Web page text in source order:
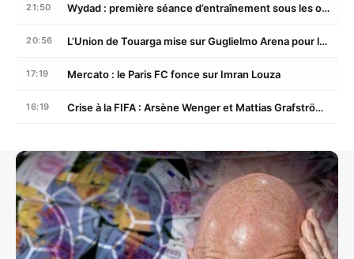
21:50 Wydad : première séance d’entraînement sous les ordres de Paulo Sérgio
20:56 L’Union de Touarga mise sur Guglielmo Arena pour les trois prochaines saisons
17:19 Mercato : le Paris FC fonce sur Imran Louza
16:19 Crise à la FIFA : Arsène Wenger et Mattias Grafström tournent le dos à Gianni Infantino